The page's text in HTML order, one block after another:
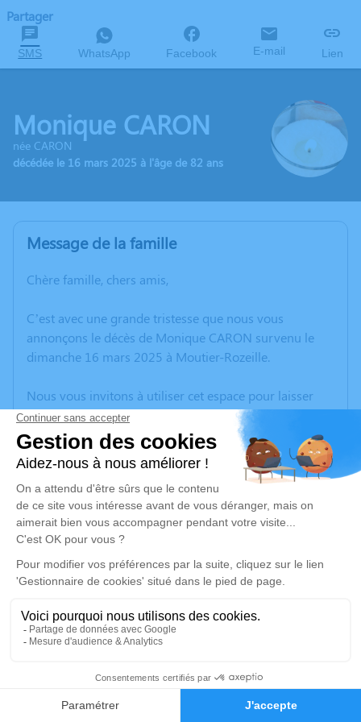
Faire-part Hommages
Partager
SMS WhatsApp Facebook E-mail Lien
Monique CARON
née CARON
décédée le 16 mars 2025 à l'âge de 82 ans
Message de la famille
Chère famille, chers amis,
C’est avec une grande tristesse que nous vous
annonçons le décès de Monique CARON survenu le
dimanche 16 mars 2025 à Moutier-Rozeille.
Nous vous invitons à utiliser cet espace pour laisser
vos condoléances, partager des photos souvenirs, une
anecdote ou exprimer vos pensées à travers des
poèmes ou des textes. Cet endroit est un lieu
d'expression dédié à honorer la mémoire de Monique
CARON.
Un service de plantation d’arbre hommage est
disponible ici.
Je rends hommage
Cérémonie religieuse
Église de Chambon-sur-Voueize
23170 Chambon-sur-Voueize